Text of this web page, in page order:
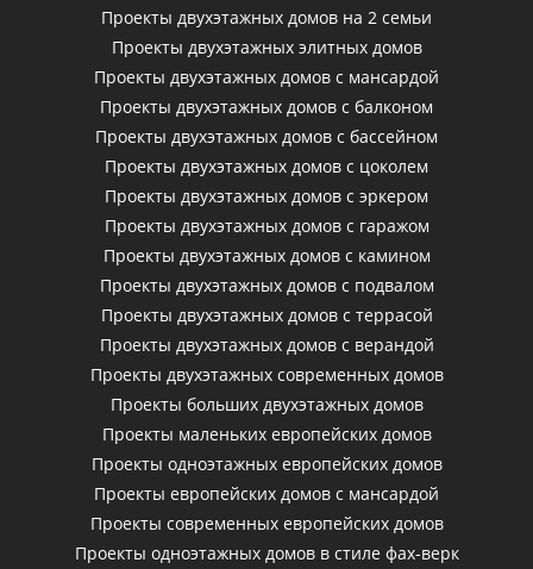
Проекты двухэтажных домов на 2 семьи
Проекты двухэтажных элитных домов
Проекты двухэтажных домов с мансардой
Проекты двухэтажных домов с балконом
Проекты двухэтажных домов с бассейном
Проекты двухэтажных домов с цоколем
Проекты двухэтажных домов с эркером
Проекты двухэтажных домов с гаражом
Проекты двухэтажных домов с камином
Проекты двухэтажных домов с подвалом
Проекты двухэтажных домов с террасой
Проекты двухэтажных домов с верандой
Проекты двухэтажных современных домов
Проекты больших двухэтажных домов
Проекты маленьких европейских домов
Проекты одноэтажных европейских домов
Проекты европейских домов с мансардой
Проекты современных европейских домов
Проекты одноэтажных домов в стиле фах-верк